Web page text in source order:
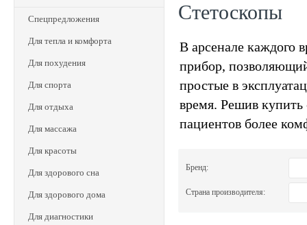
Спецпредложения
Для тепла и комфорта
Для похудения
Для спорта
Для отдыха
Для массажа
Для красоты
Для здорового сна
Для здорового дома
Для диагностики
Стетоскопы
В арсенале каждого
прибор,
простые в
время. Решив купить
пациентов более
Бренд:
Страна производителя: